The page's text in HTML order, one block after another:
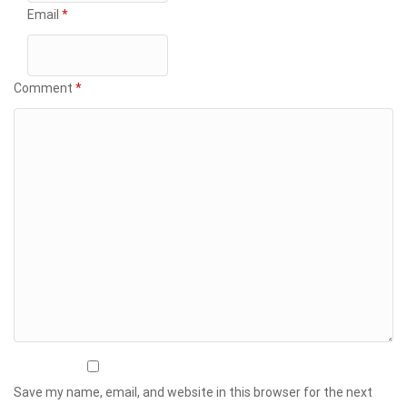
Email *
Comment *
Save my name, email, and website in this browser for the next